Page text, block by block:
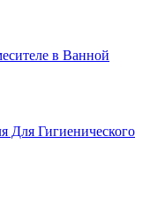
в Ванной
Для Гигиенического